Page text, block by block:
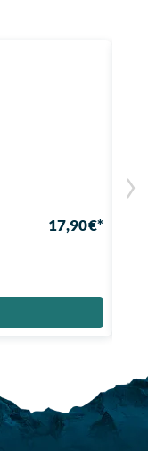
17,90 €*